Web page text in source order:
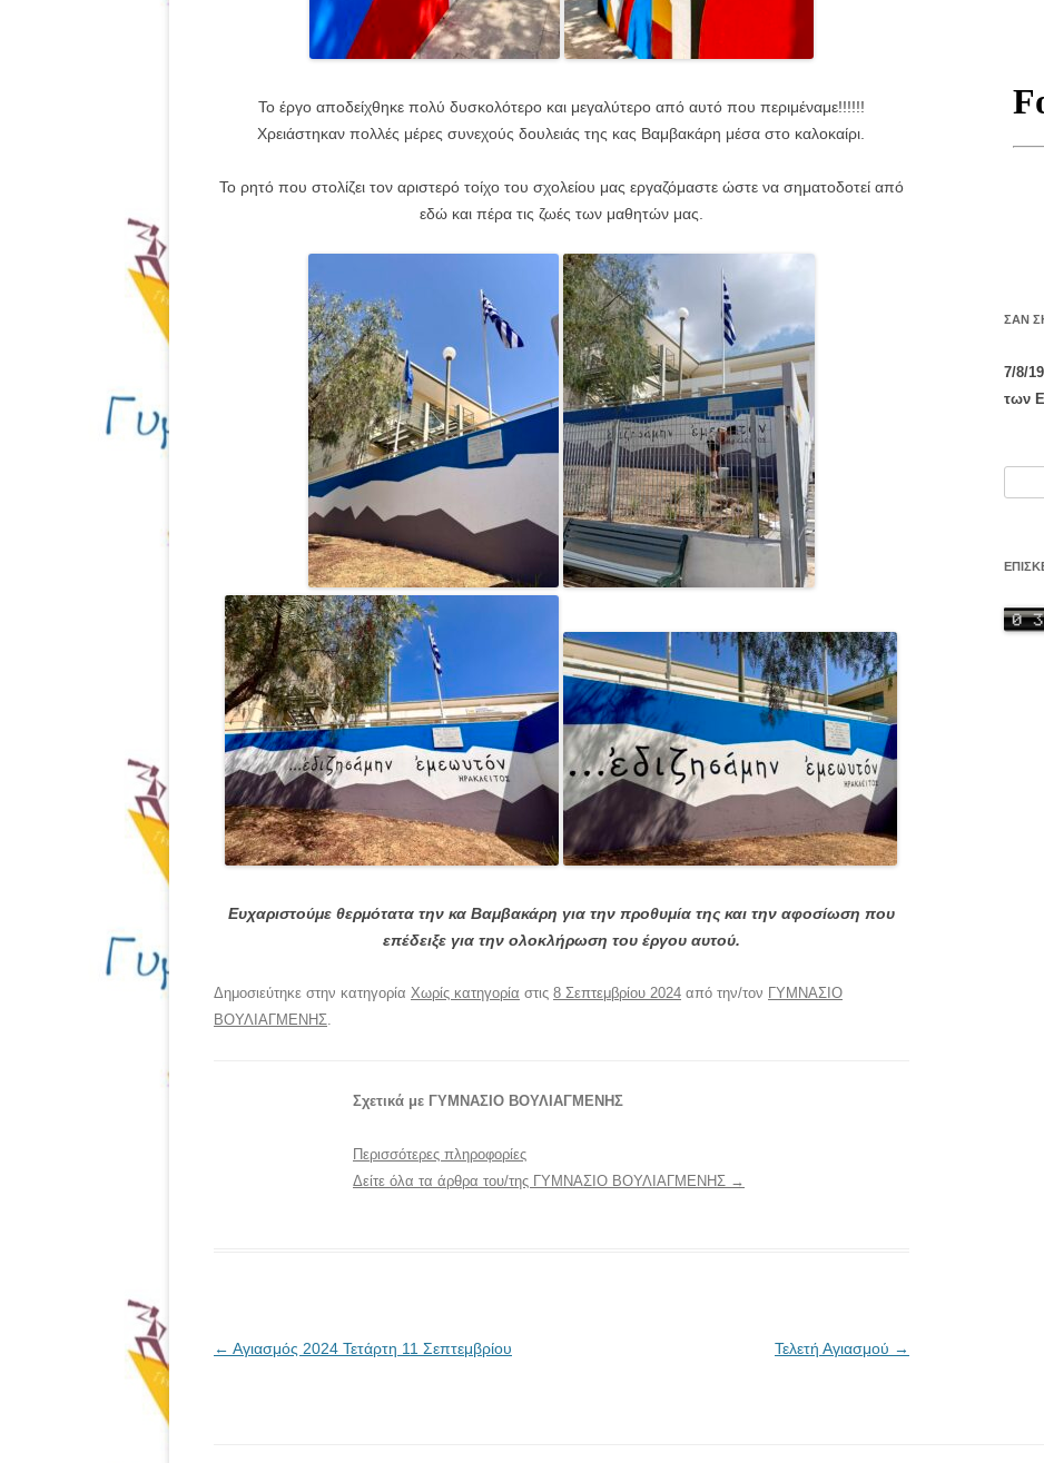
Το έργο αποδείχθηκε πολύ δυσκολότερο και μεγαλύτερο από αυτό που περιμέναμε!!!!!!
Χρειάστηκαν πολλές μέρες συνεχούς δουλειάς της κας Βαμβακάρη μέσα στο καλοκαίρι.
Το ρητό που στολίζει τον αριστερό τοίχο του σχολείου μας εργαζόμαστε ώστε να σηματοδοτεί από
εδώ και πέρα τις ζωές των μαθητών μας.
Ευχαριστούμε θερμότατα την κα Βαμβακάρη για την προθυμία της και την αφοσίωση που
επέδειξε για την ολοκλήρωση του έργου αυτού.
Δημοσιεύτηκε στην κατηγορία Χωρίς κατηγορία στις 8 Σεπτεμβρίου 2024 από την/τον ΓΥΜΝΑΣΙΟ
ΒΟΥΛΙΑΓΜΕΝΗΣ.
Σχετικά με ΓΥΜΝΑΣΙΟ ΒΟΥΛΙΑΓΜΕΝΗΣ
Περισσότερες πληροφορίες
Δείτε όλα τα άρθρα του/της ΓΥΜΝΑΣΙΟ ΒΟΥΛΙΑΓΜΕΝΗΣ →
Πλοήγηση
← Αγιασμός 2024 Τετάρτη 11 Σεπτεμβρίου Τελετή Αγιασμού →
ΣΑΝ
7/8/
των